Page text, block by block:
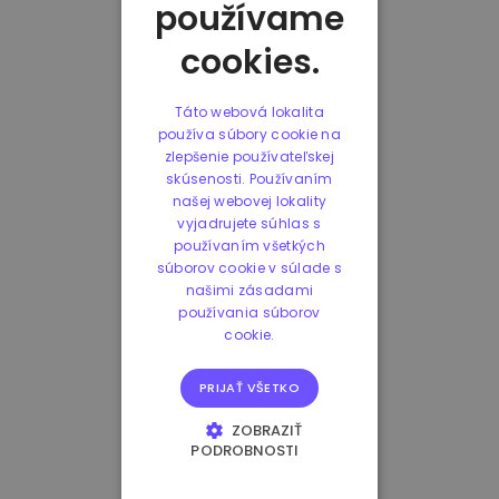
používame
cookies.
Táto webová lokalita
používa súbory cookie na
zlepšenie používateľskej
skúsenosti. Používaním
našej webovej lokality
vyjadrujete súhlas s
používaním všetkých
súborov cookie v súlade s
našimi zásadami
používania súborov
cookie.
PRIJAŤ VŠETKO
ZOBRAZIŤ
PODROBNOSTI